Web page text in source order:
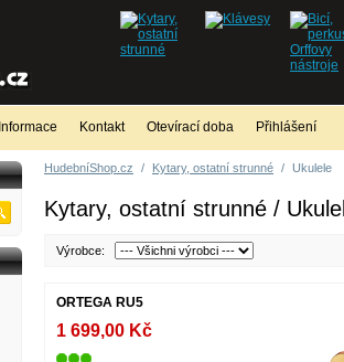
Informace Kontakt Otevírací doba Přihlášení
HudebníShop.cz / Kytary, ostatní strunné / Ukulele
Kytary, ostatní strunné /
Výrobce:
ORTEGA RU5
1 699,00 Kč